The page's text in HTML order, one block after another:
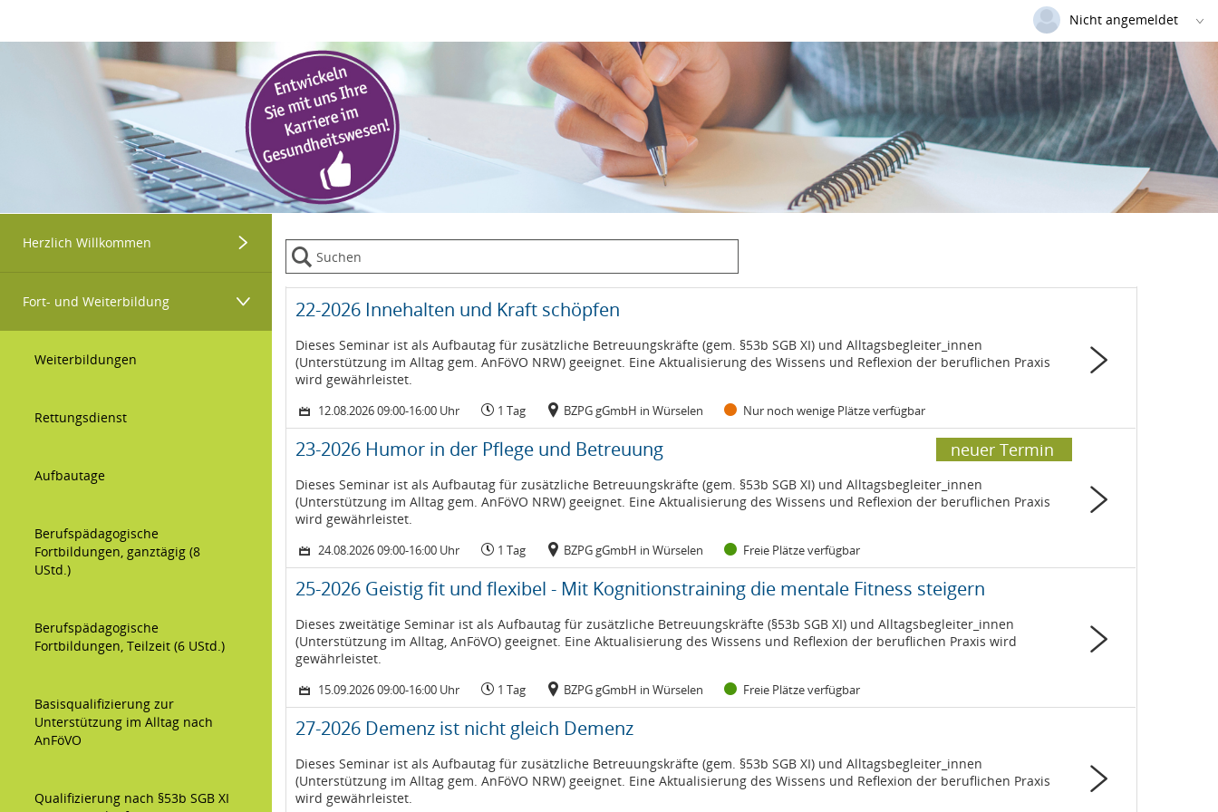
Nicht angemeldet
Deutsch
| Englisch
Login
Versionsnummer: 2025.3.06.58852
Herzlich Willkommen
Herzlich Willkommen
Fort- und Weiterbildung
Weiterbildungen
Rettungsdienst
Aufbautage
Berufspädagogische
Fortbildungen, ganztägig (8
UStd.)
Berufspädagogische
Fortbildungen, Teilzeit (6 UStd.)
Basisqualifizierung zur
Unterstützung im Alltag nach
AnFöVO
Qualifizierung nach §53b SGB XI
22-2026 Innehalten und Kraft schöpfen
Dieses Seminar ist als Aufbautag für zusätzliche Betreuungskräfte (gem. §53b SGB XI) und Alltagsbegleiter_innen
(Unterstützung im Alltag gem. AnFöVO NRW) geeignet. Eine Aktualisierung des Wissens und Reflexion der beruflichen Praxis
wird gewährleistet.
12.08.2026 09:00-16:00 Uhr 1 Tag BZPG gGmbH in Würselen Nur noch wenige Plätze verfügbar
23-2026 Humor in der Pflege und Betreuung neuer Termin
Dieses Seminar ist als Aufbautag für zusätzliche Betreuungskräfte (gem. §53b SGB XI) und Alltagsbegleiter_innen
(Unterstützung im Alltag gem. AnFöVO NRW) geeignet. Eine Aktualisierung des Wissens und Reflexion der beruflichen Praxis
wird gewährleistet.
24.08.2026 09:00-16:00 Uhr 1 Tag BZPG gGmbH in Würselen Freie Plätze verfügbar
25-2026 Geistig fit und flexibel - Mit Kognitionstraining die mentale Fitness steigern
Dieses zweitätige Seminar ist als Aufbautag für zusätzliche Betreuungskräfte (§53b SGB XI) und Alltagsbegleiter_innen
(Unterstützung im Alltag, AnFöVO) geeignet. Eine Aktualisierung des Wissens und Reflexion der beruflichen Praxis wird
gewährleistet.
15.09.2026 09:00-16:00 Uhr 1 Tag BZPG gGmbH in Würselen Freie Plätze verfügbar
27-2026 Demenz ist nicht gleich Demenz
Dieses Seminar ist als Aufbautag für zusätzliche Betreuungskräfte (gem. §53b SGB XI) und Alltagsbegleiter_innen
(Unterstützung im Alltag gem. AnFöVO NRW) geeignet. Eine Aktualisierung des Wissens und Reflexion der beruflichen Praxis
wird gewährleistet.